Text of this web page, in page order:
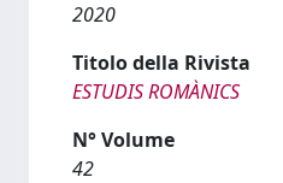
2020
Titolo della Rivista
ESTUDIS ROMÀNICS
N° Volume
42